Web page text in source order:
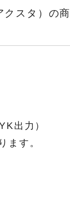
クスタ）の
出力）
ます。